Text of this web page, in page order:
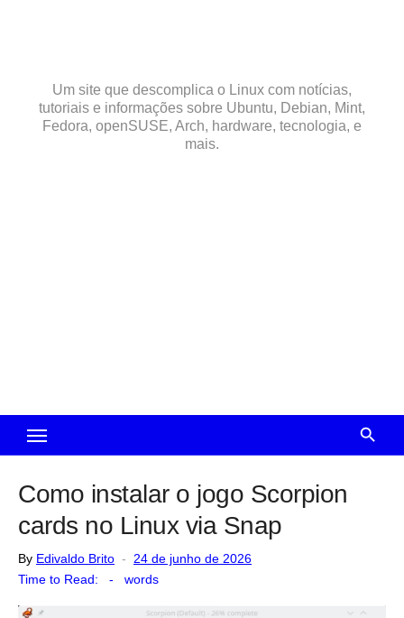
Um site que descomplica o Linux com notícias,
tutoriais e informações sobre Ubuntu, Debian, Mint,
Fedora, openSUSE, Arch, hardware, tecnologia, e
mais.
Como instalar o jogo Scorpion
cards no Linux via Snap
By Edivaldo Brito
Posted
24 de junho de 2026
Time to Read:
- words